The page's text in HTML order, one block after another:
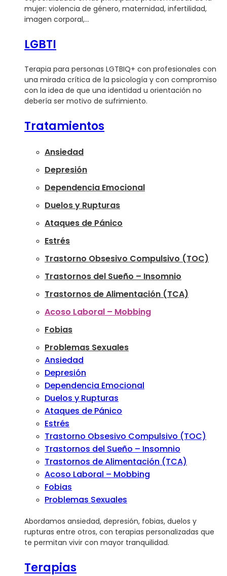
mujer: violencia de género, maternidad, infertilidad,
imagen corporal,…
LGBTI
Terapia para personas LGTBIQ+ con profesionales con
una mirada crítica de la psicología y con compromiso
con la idea de que una identidad u orientación no
debería ser motivo de sufrimiento.
Tratamientos
Ansiedad
Depresión
Dependencia Emocional
Duelos y Rupturas
Ataques de Pánico
Estrés
Trastorno Obsesivo Compulsivo (TOC)
Trastornos del Sueño – Insomnio
Trastornos de Alimentación (TCA)
Acoso Laboral – Mobbing
Fobias
Problemas Sexuales
Ansiedad
Depresión
Dependencia Emocional
Duelos y Rupturas
Ataques de Pánico
Estrés
Trastorno Obsesivo Compulsivo (TOC)
Trastornos del Sueño – Insomnio
Trastornos de Alimentación (TCA)
Acoso Laboral – Mobbing
Fobias
Problemas Sexuales
Abordamos ansiedad, depresión, fobias, duelos y
rupturas entre otros, con terapias personalizadas que
te permitan vivir con mayor tranquilidad.
Terapias